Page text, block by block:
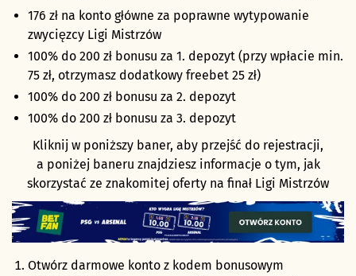
176 zł na konto główne za poprawne wytypowanie
zwycięzcy Ligi Mistrzów
100% do 200 zł bonusu za 1. depozyt (przy wpłacie min.
75 zł, otrzymasz dodatkowy freebet 25 zł)
100% do 200 zł bonusu za 2. depozyt
100% do 200 zł bonusu za 3. depozyt
Kliknij w poniższy baner, aby przejść do rejestracji,
a poniżej baneru znajdziesz informacje o tym, jak
skorzystać ze znakomitej oferty na finał Ligi Mistrzów
Otwórz darmowe konto z kodem bonusowym